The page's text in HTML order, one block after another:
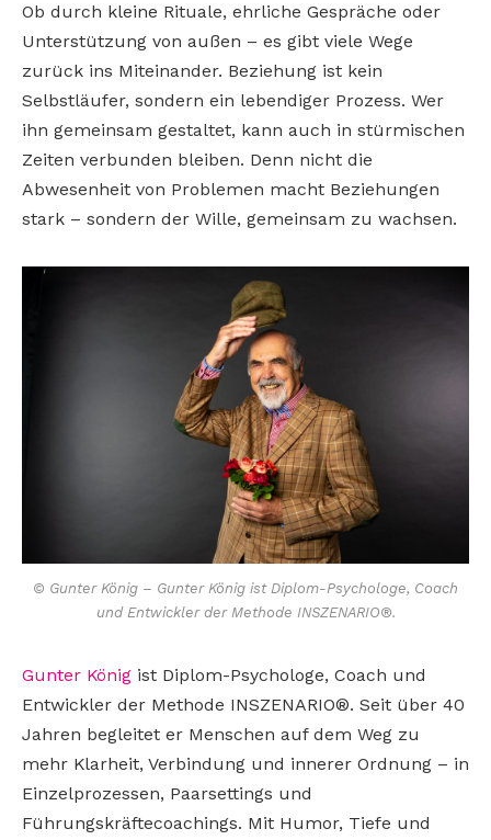
Ob durch kleine Rituale, ehrliche Gespräche oder
Unterstützung von außen – es gibt viele Wege
zurück ins Miteinander. Beziehung ist kein
Selbstläufer, sondern ein lebendiger Prozess. Wer
ihn gemeinsam gestaltet, kann auch in stürmischen
Zeiten verbunden bleiben. Denn nicht die
Abwesenheit von Problemen macht Beziehungen
stark – sondern der Wille, gemeinsam zu wachsen.
© Gunter König – Gunter König ist Diplom-Psychologe, Coach
und Entwickler der Methode INSZENARIO®.
Gunter König ist Diplom-Psychologe, Coach und
Entwickler der Methode INSZENARIO®. Seit über 40
Jahren begleitet er Menschen auf dem Weg zu
mehr Klarheit, Verbindung und innerer Ordnung – in
Einzelprozessen, Paarsettings und
Führungskräftecoachings. Mit Humor, Tiefe und